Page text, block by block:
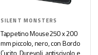
SILENT MONSTERS
Tappetino Mouse250 x 200
mm piccolo, nero, con Bordo
Cucito, Durevoli, antiscivolo e